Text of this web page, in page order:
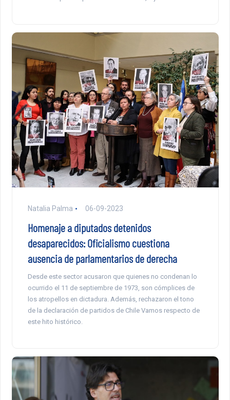
Natalia Palma 06-09-2023
Homenaje a diputados detenidos
desaparecidos: Oficialismo cuestiona
ausencia de parlamentarios de derecha
Desde este sector acusaron que quienes no condenan lo
ocurrido el 11 de septiembre de 1973, son cómplices de
los atropellos en dictadura. Además, rechazaron el tono
de la declaración de partidos de Chile Vamos respecto de
este hito histórico.